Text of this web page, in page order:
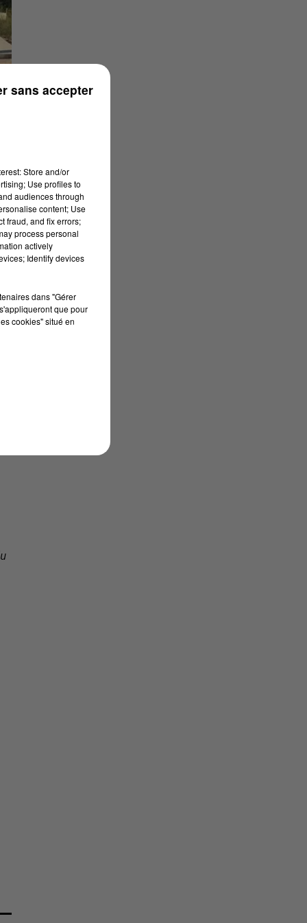
Store and/or
Use profiles to
audiences through
content; Use
fraud, and fix errors;
process personal
actively
Identify devices
dans "Gérer
que pour
cookies" situé en
sans accepter